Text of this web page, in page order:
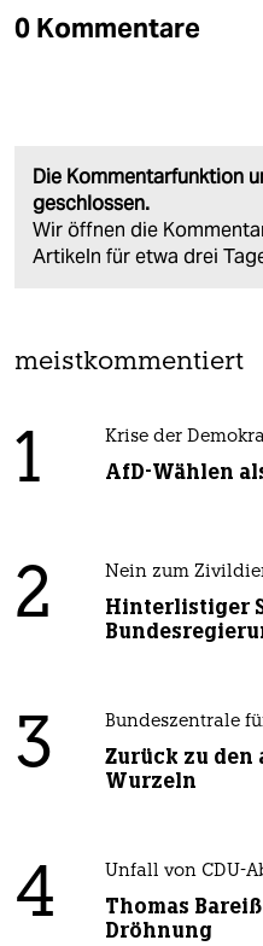
0 Kommentare
Die Kommentarfunktion
geschlossen.
Wir öffnen die
Artikeln für etwa drei
meistkommentiert
1 Krise der
AfD-Wählen
2 Nein zum
Hinterlistiger
3 Bundeszentrale
Zurück zu
Wurzeln
4 Unfall von CDU-
Thomas
Dröhnung